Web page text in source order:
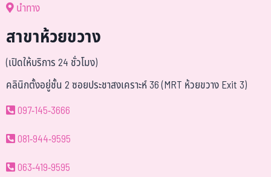
นำทาง
สาขาห้วยขวาง
(เปิดให้บริการ 24 ชั่วโมง)
คลินิกตั้งอยู่ชั้น 2 ซอยประชาสงเคราะห์ 36 (MRT ห้วยขวาง Exit 3)
097-145-3666
081-944-9595
063-419-9595